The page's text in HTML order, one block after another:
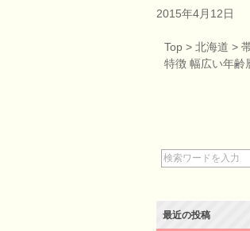
2015年4月12日
Top > 北海道 >
特徴 幅広い年齢
最近の投稿